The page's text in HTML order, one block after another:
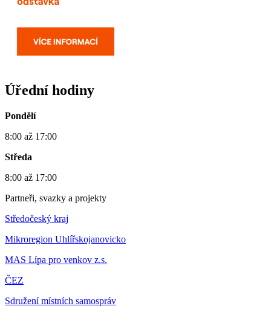
Úřední hodiny
Pondělí
8:00 až 17:00
Středa
8:00 až 17:00
Partneři, svazky a projekty
Středočeský kraj
Mikroregion Uhlířskojanovicko
MAS Lípa pro venkov z.s.
ČEZ
Sdružení místních samospráv